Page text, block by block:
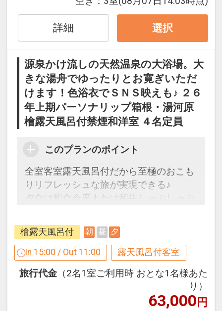
●おとなの方に、選べる色浴衣を1枚ご用
意（1泊ごと）
設定期間：2026年4月1日～2026年11月
30日
インターネットコース番号：DP-1-
17261653
詳細 選択
源泉かけ流しの天然温泉の大浴場。大
きな湯舟でゆったりとお寛ぎいただ
けます！色浴衣でＳＮＳ映えも♪ ２６
年上期パーソナリップ箱根・湯河原
檜露天風呂付禁煙和洋室 ４名定員
このプランのポイント
全室客室露天風呂付だから至極のおこも
りリフレッシュな旅が実現できる♪
夕食は和食会席または和牛しゃぶしゃぶ
ここがポイント！
●3つの貸切風呂が空いていれば滞在中何
●ウェルカムドリンク付（セルフサービ
●おひとり様ごと、お部屋にバスタオル
檜露天風呂付 朝 昼 夕
In 15:00 / Out 11:00 露天風呂付客室
旅行代金 （2名1室ご利用時 おとな1名様あた
り）
63,000円